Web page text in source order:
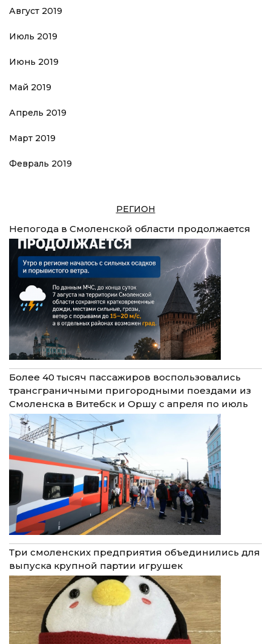
Август 2019
Июль 2019
Июнь 2019
Май 2019
Апрель 2019
Март 2019
Февраль 2019
РЕГИОН
Непогода в Смоленской области продолжается
Более 40 тысяч пассажиров воспользовались
трансграничными пригородными поездами из
Смоленска в Витебск и Оршу с апреля по июль
Три смоленских предприятия объединились для
выпуска крупной партии игрушек